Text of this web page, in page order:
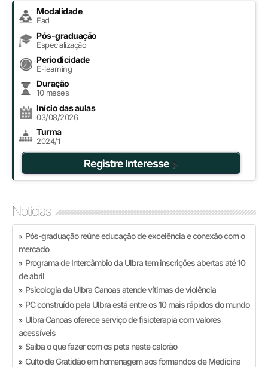
Modalidade
Ead
Pós-graduação
Especialização
Periodicidade
E-learning
Duração
10 meses
Início das aulas
03/08/2026
Turma
2024/1
Registre Interesse
Notícias
» Pós-graduação reúne educação de excelência e conexão com o
mercado
» Programa de Intercâmbio da Ulbra tem inscrições abertas até 10
de abril
» Psicologia da Ulbra Canoas atende vítimas de violência
» PC construído pela Ulbra está entre os 10 mais rápidos do mundo
» Ulbra Canoas oferece serviço de fisioterapia com valores
acessíveis
» Saiba o que fazer com os pets neste calorão
» Culto de Gratidão em homenagem aos formandos de Medicina